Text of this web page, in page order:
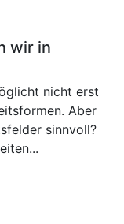
wir in
nicht erst
Aber
sinnvoll?